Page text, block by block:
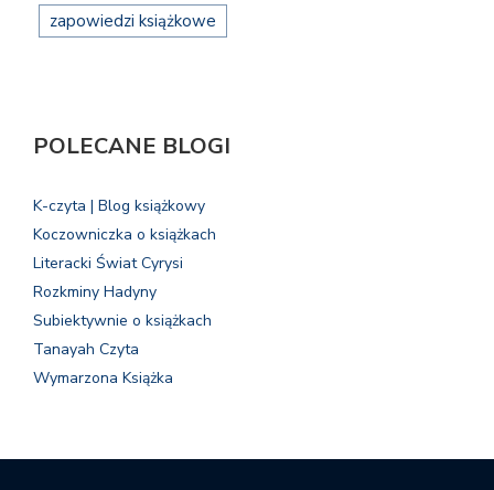
zapowiedzi książkowe
POLECANE BLOGI
K-czyta | Blog książkowy
Koczowniczka o książkach
Literacki Świat Cyrysi
Rozkminy Hadyny
Subiektywnie o książkach
Tanayah Czyta
Wymarzona Książka